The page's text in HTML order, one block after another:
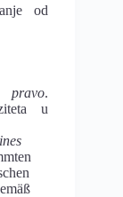
od
pravo.
u